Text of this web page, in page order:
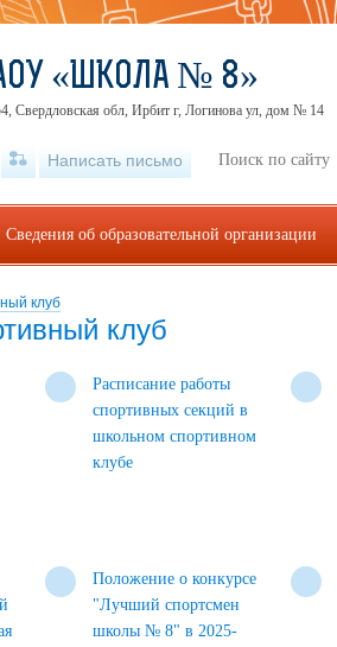
клуб
клуб
Расписание работы
спортивных секций в
школьном спортивном
клубе
Положение о конкурсе
"Лучший спортсмен
школы № 8" в 2025-
«ШКОЛА № 8»
Свердловская обл, Ирбит г, Логинова ул, дом № 14
Написать письмо
Сведения об образовательной организации